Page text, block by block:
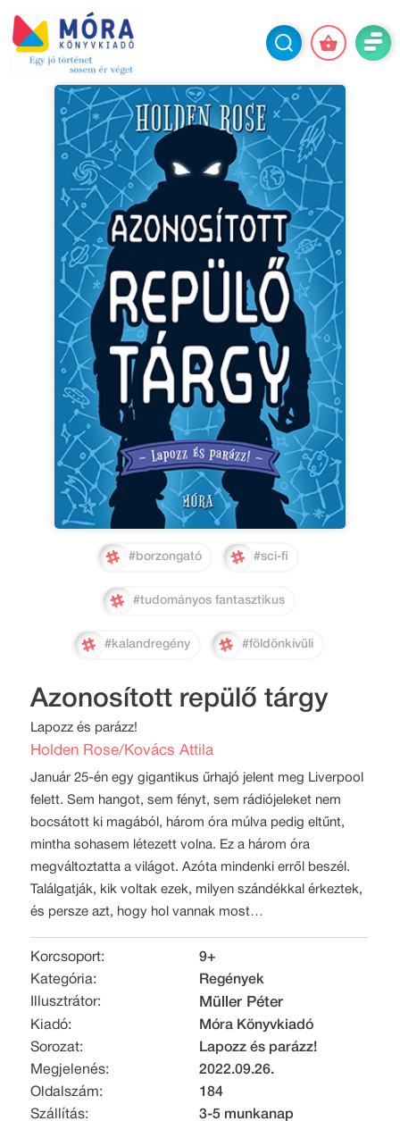
#borzongató #sci-fi
#tudományos fantasztikus
#kalandregény #földönkívüli
Azonosított repülő tárgy
Lapozz és parázz!
Holden Rose/Kovács Attila
Január 25-én egy gigantikus űrhajó jelent meg Liverpool
felett. Sem hangot, sem fényt, sem rádiójeleket nem
bocsátott ki magából, három óra múlva pedig eltűnt,
mintha sohasem létezett volna. Ez a három óra
megváltoztatta a világot. Azóta mindenki erről beszél.
Találgatják, kik voltak ezek, milyen szándékkal érkeztek,
és persze azt, hogy hol vannak most…
Korcsoport:
9+
Kategória:
Regények
Illusztrátor:
Müller Péter
Kiadó:
Móra Könyvkiadó
Sorozat:
Lapozz és parázz!
Megjelenés:
2022.09.26.
Oldalszám:
184
Szállítás:
3-5 munkanap